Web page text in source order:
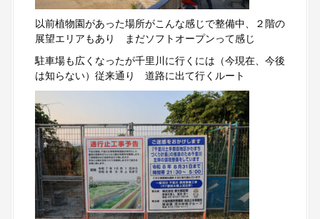
以前植物園があった場所がこんな感じで整備中、２階の
展望エリアもあり まだソフトオープンって感じ
駐車場も広くなったが千里川に行くには（今現在、今後
は知らない）従来通り 道路に出て行くルート